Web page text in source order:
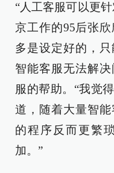
“人工客服可以更
京工作的95后张
多是设定好的，
智能客服无法解
服的帮助。“我觉
道，随着大量智
的程序反而更繁
加。”